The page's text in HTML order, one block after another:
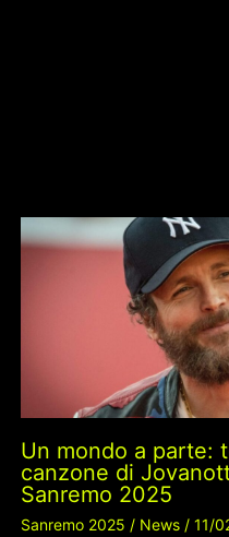
Un mondo a parte:
canzone di
Sanremo 2025
Sanremo 2025 / News / 11/